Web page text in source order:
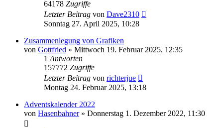
64178 Zugriffe
Letzter Beitrag von Dave2310
Sonntag 27. April 2025, 10:28
Zusammenlegung von Grafiken
von Gottfried » Mittwoch 19. Februar 2025, 12:35
1 Antworten
157772 Zugriffe
Letzter Beitrag von richterjue
Montag 24. Februar 2025, 13:18
Adventskalender 2022
von Hasenbahner» Donnerstag 1. Dezember 2022, 11:30